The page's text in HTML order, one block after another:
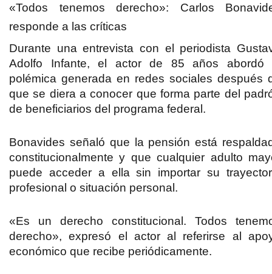
«Todos tenemos derecho»: Carlos
responde a las críticas
Durante una entrevista con el periodista
Adolfo Infante, el actor de 85 años abordó
polémica generada en redes sociales después
que se diera a conocer que forma parte del
de beneficiarios del programa federal.
Bonavides señaló que la pensión está
constitucionalmente y que cualquier adulto
puede acceder a ella sin importar su
profesional o situación personal.
«Es un derecho constitucional. Todos
derecho», expresó el actor al referirse al
económico que recibe periódicamente.